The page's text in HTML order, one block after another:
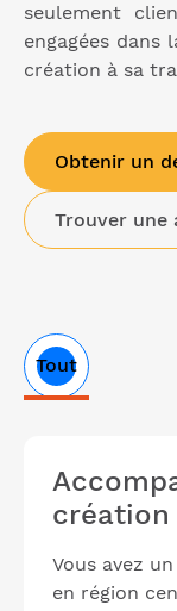
seulement
engagées dans
création à sa
Obtenir un
Trouver une
Tout
des
articles
Vous avez
en région